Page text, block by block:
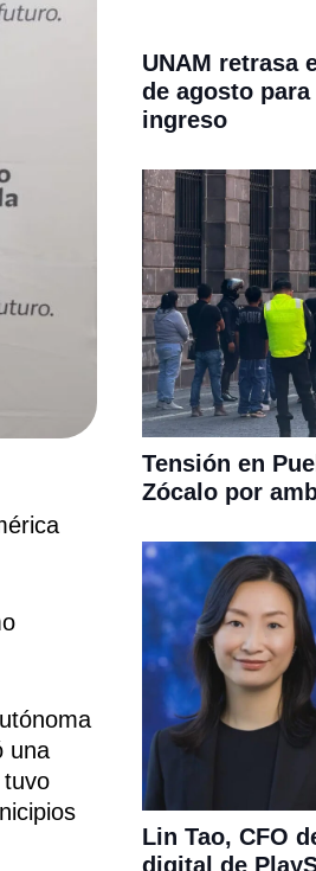
una
UNAM retrasa
de agosto
ingreso
Tensión en
Zócalo por
Lin Tao, CFO
digital de